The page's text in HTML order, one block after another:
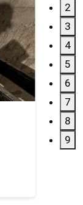
案例
利用
2
3
4
5
6
7
8
9